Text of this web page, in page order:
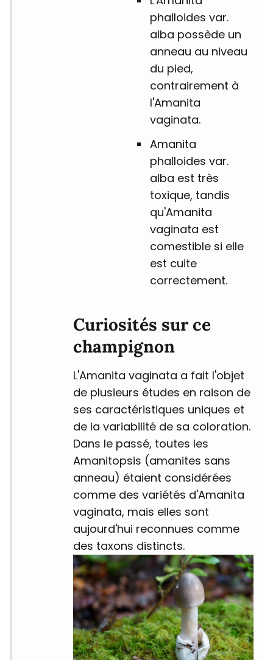
phalloides var.
alba possède un
anneau au niveau
du pied,
contrairement à
l'Amanita
vaginata.
Amanita
phalloides var.
alba est très
toxique, tandis
qu'Amanita
vaginata est
comestible si elle
est cuite
correctement.
Curiosités sur ce
champignon
L'Amanita vaginata a fait l'objet
de plusieurs études en raison de
ses caractéristiques uniques et
de la variabilité de sa coloration.
Dans le passé, toutes les
Amanitopsis (amanites sans
anneau) étaient considérées
comme des variétés d'Amanita
vaginata, mais elles sont
aujourd'hui reconnues comme
des taxons distincts.